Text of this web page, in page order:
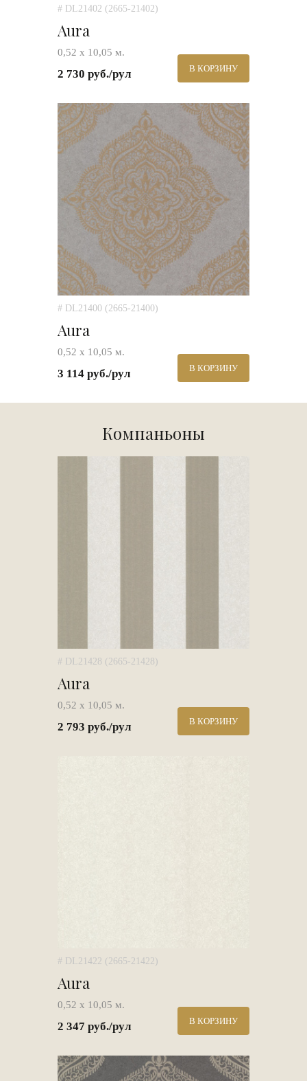
# DL21402 (2665-21402)
Aura
0,52 х 10,05 м.
2 730 руб./рул В КОРЗИНУ
# DL21400 (2665-21400)
Aura
0,52 х 10,05 м.
3 114 руб./рул В КОРЗИНУ
Компаньоны
# DL21428 (2665-21428)
Aura
0,52 х 10,05 м.
2 793 руб./рул В КОРЗИНУ
# DL21422 (2665-21422)
Aura
0,52 х 10,05 м.
2 347 руб./рул В КОРЗИНУ